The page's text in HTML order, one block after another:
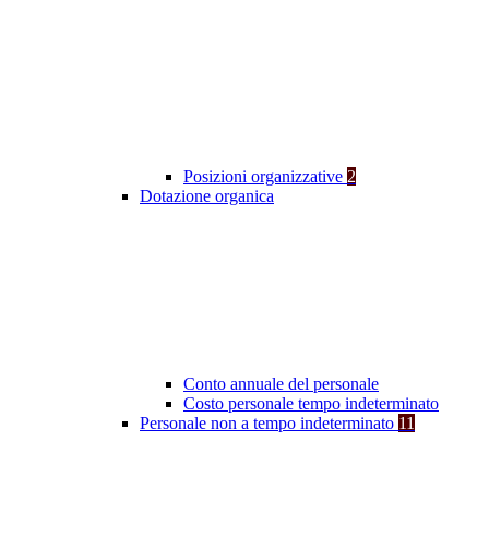
Posizioni organizzative 2
Dotazione organica
Conto annuale del personale
Costo personale tempo indeterminato
Personale non a tempo indeterminato 11